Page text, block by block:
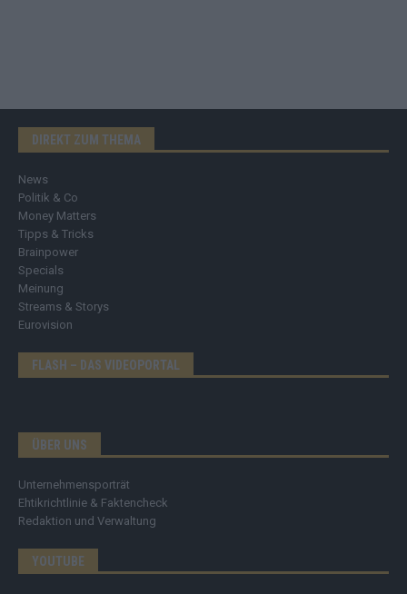
DIREKT ZUM THEMA
News
Politik & Co
Money Matters
Tipps & Tricks
Brainpower
Specials
Meinung
Streams & Storys
Eurovision
FLASH – DAS VIDEOPORTAL
ÜBER UNS
Unternehmensporträt
Ehtikrichtlinie & Faktencheck
Redaktion und Verwaltung
YOUTUBE